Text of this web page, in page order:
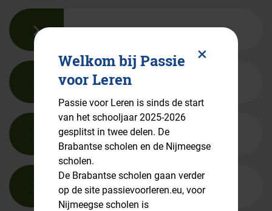
×
Welkom bij Passie
voor Leren
Passie voor Leren is sinds de start
van het schooljaar 2025-2026
gesplitst in twee delen. De
Brabantse scholen en de Nijmeegse
scholen.
De Brabantse scholen gaan verder
op de site passievoorleren.eu, voor
Nijmeegse scholen is
Samen leren
Groeidossier
Tussenevaluatie